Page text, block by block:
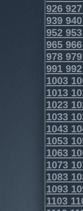
926927
939940
952953
965966
978979
991992
1003
1013
1023
1033
1043
1053
1063
1073
1083
1093
1103